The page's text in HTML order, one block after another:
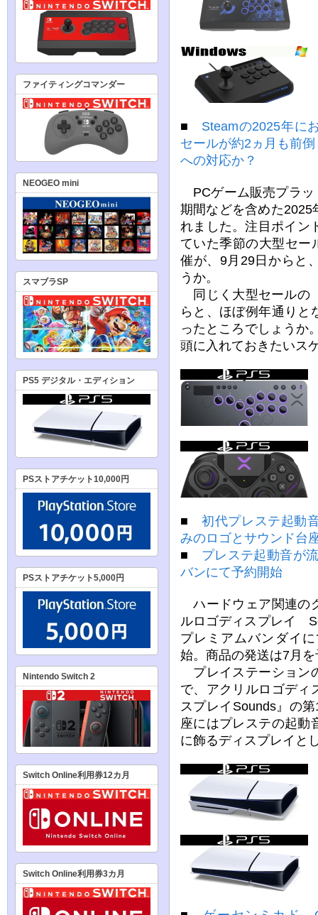
■ Steamの2025年に
セールが約2ヵ月も前
への対応か？
PCゲーム販売プラッ
期間などを含めた2025
れました。注目ポイン
ていた季節の大型セー
催が、9月29日からと
うか。
同じく大型セールの
らと、ほぼ例年通りと
ったところでしょうか
頭に入れておきたいス
■初代プレステ起動
みのロゴとサウンド台
■ プレステ起動音が
バンにて予約開始
ハードウェア関連の
ルロゴディスプレイ
プレミアムバンダイ
始。商品の発送は7月
プレイステーション
で、アクリルロゴディ
スプレイSounds』の
座にはプレステの起動
に飾るディスプレイと
ファイティングコマンダー
NEOGEO mini
スマブラSP
PS5 デジタル・エディション
PSストアチケット10,000円
PSストアチケット5,000円
Nintendo Switch 2
Switch Online利用券12カ月
Switch Online利用券3カ月